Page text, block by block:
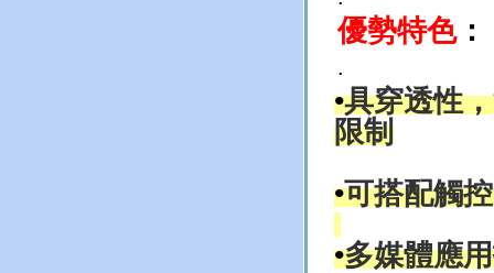
優勢特色：
.
•具穿透性
限制
•可搭配觸
•多媒體應